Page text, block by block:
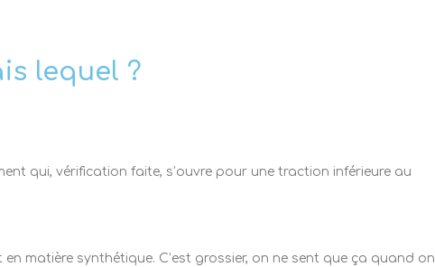
lequel ?
qui, vérification faite, s’ouvre pour une traction inférieure au
matière synthétique. C’est grossier, on ne sent que ça quand on